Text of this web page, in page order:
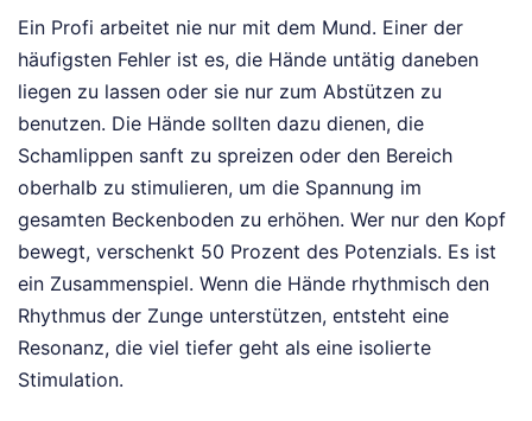
Ein Profi arbeitet nie nur mit dem Mund. Einer der
häufigsten Fehler ist es, die Hände untätig daneben
liegen zu lassen oder sie nur zum Abstützen zu
benutzen. Die Hände sollten dazu dienen, die
Schamlippen sanft zu spreizen oder den Bereich
oberhalb zu stimulieren, um die Spannung im
gesamten Beckenboden zu erhöhen. Wer nur den Kopf
bewegt, verschenkt 50 Prozent des Potenzials. Es ist
ein Zusammenspiel. Wenn die Hände rhythmisch den
Rhythmus der Zunge unterstützen, entsteht eine
Resonanz, die viel tiefer geht als eine isolierte
Stimulation.